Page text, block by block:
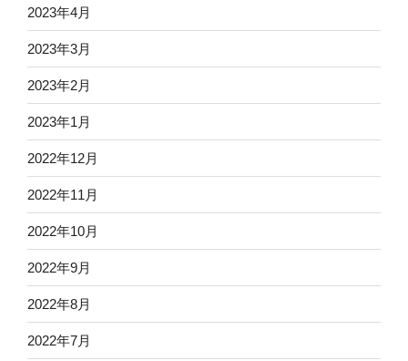
2023年4月
2023年3月
2023年2月
2023年1月
2022年12月
2022年11月
2022年10月
2022年9月
2022年8月
2022年7月